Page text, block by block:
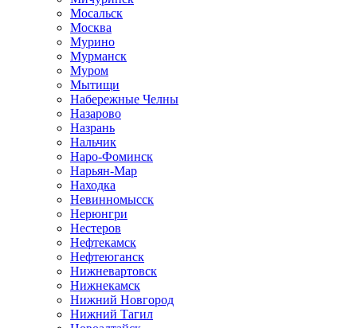
Мосальск
Москва
Мурино
Мурманск
Муром
Мытищи
Набережные Челны
Назарово
Назрань
Нальчик
Наро-Фоминск
Нарьян-Мар
Находка
Невинномысск
Нерюнгри
Нестеров
Нефтекамск
Нефтеюганск
Нижневартовск
Нижнекамск
Нижний Новгород
Нижний Тагил